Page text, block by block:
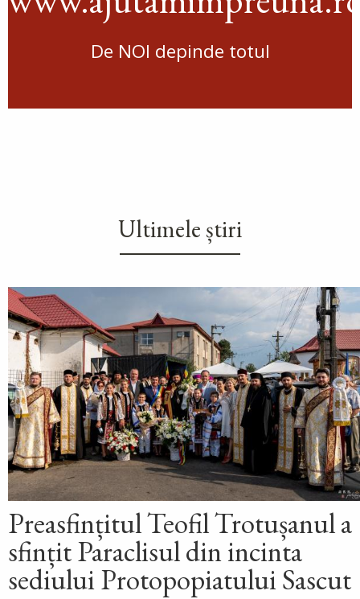
De NOI depinde totul
Ultimele știri
Preasfințitul Teofil Trotușanul a
sfințit Paraclisul din incinta
sediului Protopopiatului Sascut